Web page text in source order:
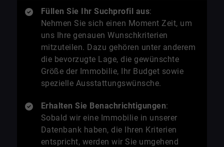
Füllen Sie Ihr Suchprofil aus:
Nehmen Sie sich einen Moment Zeit, um
uns Ihre genauen Wunschkriterien
mitzuteilen. Dazu gehören unter anderem
die bevorzugte Lage, die gewünschte
Größe der Immobilie, Ihr Budget sowie
spezielle Ausstattungswünsche.
Erhalten Sie Benachrichtigungen:
Sobald wir eine Immobilie in unserer
Datenbank haben, die Ihren Kriterien
entspricht, werden wir Sie umgehend